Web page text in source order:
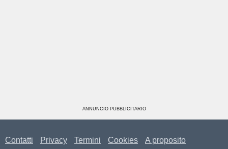
ANNUNCIO PUBBLICITARIO
Contatti Privacy Termini Cookies A proposito